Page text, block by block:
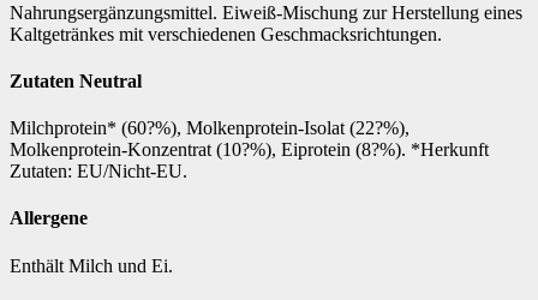
Nahrungsergänzungsmittel. Eiweiß-Mischung zur Herstellung eines
Kaltgetränkes mit verschiedenen Geschmacksrichtungen.
Zutaten Neutral
Milchprotein* (60?%), Molkenprotein-Isolat (22?%),
Molkenprotein-Konzentrat (10?%), Eiprotein (8?%). *Herkunft
Zutaten: EU/Nicht-EU.
Allergene
Enthält Milch und Ei.